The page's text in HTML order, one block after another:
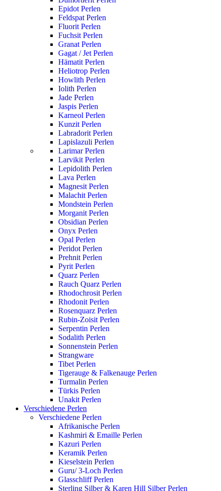
Epidot Perlen
Feldspat Perlen
Fluorit Perlen
Fuchsit Perlen
Granat Perlen
Gagat / Jet Perlen
Hämatit Perlen
Heliotrop Perlen
Howlith Perlen
Iolith Perlen
Jade Perlen
Jaspis Perlen
Karneol Perlen
Kunzit Perlen
Labradorit Perlen
Lapislazuli Perlen
Larimar Perlen
Larvikit Perlen
Lepidolith Perlen
Lava Perlen
Magnesit Perlen
Malachit Perlen
Mondstein Perlen
Morganit Perlen
Obsidian Perlen
Onyx Perlen
Opal Perlen
Peridot Perlen
Prehnit Perlen
Pyrit Perlen
Quarz Perlen
Rauch Quarz Perlen
Rhodochrosit Perlen
Rhodonit Perlen
Rosenquarz Perlen
Rubin-Zoisit Perlen
Serpentin Perlen
Sodalith Perlen
Sonnenstein Perlen
Strangware
Tibet Perlen
Tigerauge & Falkenauge Perlen
Turmalin Perlen
Türkis Perlen
Unakit Perlen
Verschiedene Perlen
Verschiedene Perlen
Afrikanische Perlen
Kashmiri & Emaille Perlen
Kazuri Perlen
Keramik Perlen
Kieselstein Perlen
Guru/ 3-Loch Perlen
Glasschliff Perlen
Sterling Silber & Karen Hill Silber Perlen